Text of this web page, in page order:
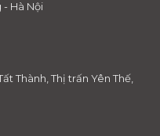
- Hà Nội
Thành, Thị trấn Yên Thế,